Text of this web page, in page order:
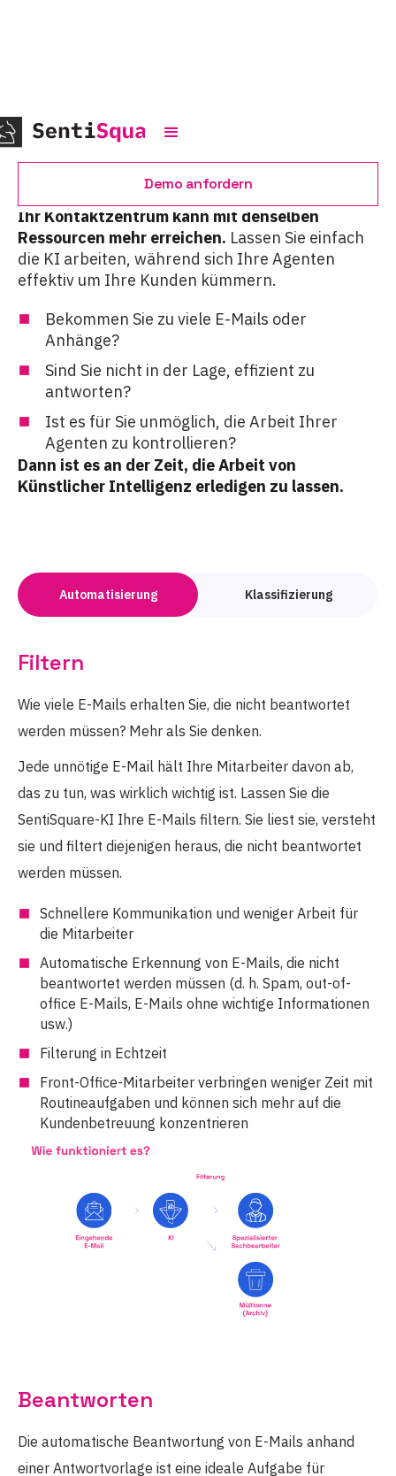
Demo anfordern
Automatisierung
Ihr Kontaktzentrum kann mit denselben
Ressourcen mehr erreichen. Lassen Sie einfach
die KI arbeiten, während sich Ihre Agenten
effektiv um Ihre Kunden kümmern.
Bekommen Sie zu viele E-Mails oder
Anhänge?
Sind Sie nicht in der Lage, effizient zu
antworten?
Ist es für Sie unmöglich, die Arbeit Ihrer
Agenten zu kontrollieren?
Dann ist es an der Zeit, die Arbeit von
Künstlicher Intelligenz erledigen zu lassen.
Automatisierung Klassifizierung
Filtern
Wie viele E-Mails erhalten Sie, die nicht beantwortet
werden müssen? Mehr als Sie denken.
Jede unnötige E-Mail hält Ihre Mitarbeiter davon ab,
das zu tun, was wirklich wichtig ist. Lassen Sie die
SentiSquare-KI Ihre E-Mails filtern. Sie liest sie, versteht
sie und filtert diejenigen heraus, die nicht beantwortet
werden müssen.
Schnellere Kommunikation und weniger Arbeit für
die Mitarbeiter
Automatische Erkennung von E-Mails, die nicht
beantwortet werden müssen (d. h. Spam, out-of-
office E-Mails, E-Mails ohne wichtige Informationen
usw.)
Filterung in Echtzeit
Front-Office-Mitarbeiter verbringen weniger Zeit mit
Routineaufgaben und können sich mehr auf die
Kundenbetreuung konzentrieren
Beantworten
Die automatische Beantwortung von E-Mails anhand
einer Antwortvorlage ist eine ideale Aufgabe für